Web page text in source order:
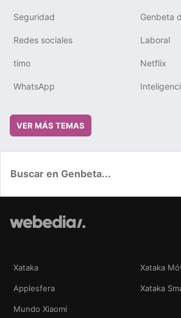
Seguridad Genbeta
Redes sociales Laboral
timo Netflix
WhatsApp
VER MÁS TEMAS
Xataka Xataka
Applesfera Xataka
Mundo Xiaomi